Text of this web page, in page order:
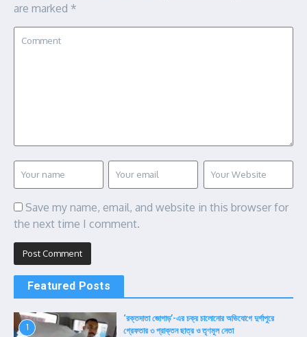
are marked *
Save my name, email, and website in this browser for
the next time I comment.
Featured Posts
1
‘রক্তদাতা জোগাড়’-এর চক্র চালোনোর অভিযোগে দুর্গাপুরে
গ্রেফতার ৩ প্রাক্তন ছাত্র ও তৃণমূল নেতা